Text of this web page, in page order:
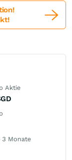
Aktie
3 Monate